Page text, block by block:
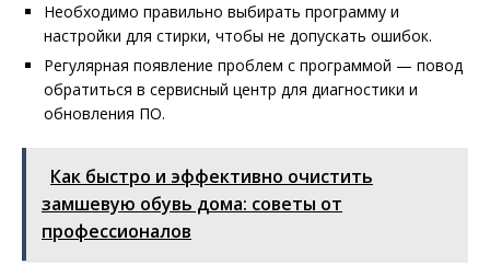
Необходимо правильно выбирать программу и
настройки для стирки, чтобы не допускать ошибок.
Регулярная появление проблем с программой — повод
обратиться в сервисный центр для диагностики и
обновления ПО.
Как быстро и эффективно очистить
замшевую обувь дома: советы от
профессионалов